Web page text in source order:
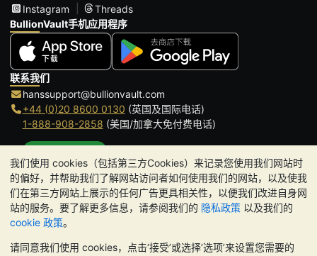
我们使用 cookies（包括第三方Cookies）来记录您使用我们网站时
的偏好，并帮助我们了解网站访问者如何使用我们的网站，以及使我
们在第三方网站上展示的任何广告更具相关性，以便我们改进自身网
站的服务。要了解更多信息，请参阅我们的 隐私政策 以及我们的
cookie 政策。
请同意我们使用 cookies，点击‘接受’或选择‘选项’来设置您需要的
Instagram
Threads
BullionVault手机应用程序
联系我们
hanssupport@bullionvault.com
+44 (0)20 8600 0130 (英国及国际电话)
1-888-908-2858 (美国/加拿大免付费电话)
办公时间:
9am to 8:30pm (英国时间), 周一至周五
Galmarley Ltd T/A BullionVault
3 Shortlands (7th Floor)
London